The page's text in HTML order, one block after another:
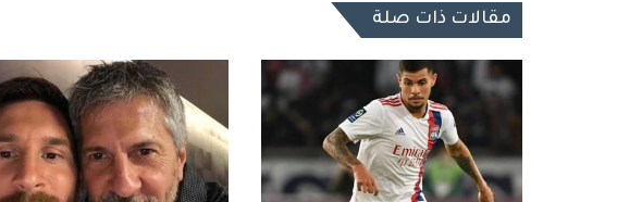
مقالات ذات صلة